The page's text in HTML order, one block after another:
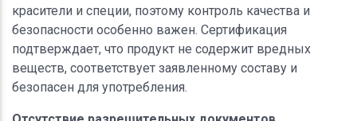
красители и специи, поэтому контроль качества и
безопасности особенно важен. Сертификация
подтверждает, что продукт не содержит вредных
веществ, соответствует заявленному составу и
безопасен для употребления.